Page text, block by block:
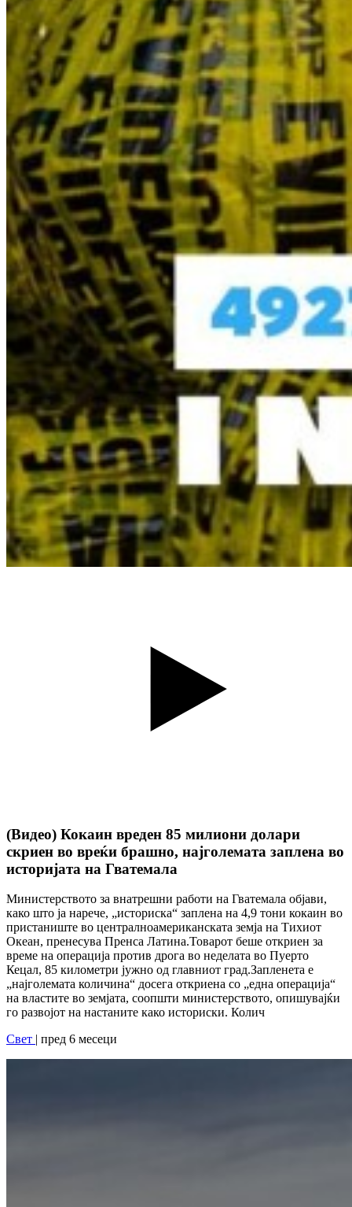
(Видео) Кокаин вреден 85 милиони долари
скриен во вреќи брашно, најголемата заплена во
историјата на Гватемала
Министерството за внатрешни работи на Гватемала објави,
како што ја нарече, „историска“ заплена на 4,9 тони кокаин во
пристаниште во централноамериканската земја на Тихиот
Океан, пренесува Пренса Латина.Товарот беше откриен за
време на операција против дрога во неделата во Пуерто
Кецал, 85 километри јужно од главниот град.Запленета е
„најголемата количина“ досега откриена со „една операција“
на властите во земјата, соопшти министерството, опишувајќи
го развојот на настаните како историски. Колич
Свет
| пред 6 месеци